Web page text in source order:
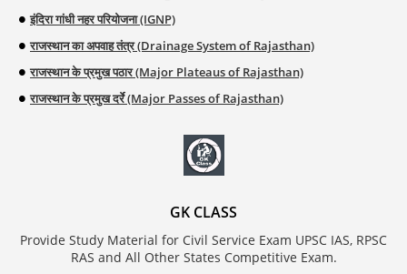
इंदिरा गांधी नहर परियोजना (IGNP)
राजस्थान का अपवाह तंत्र (Drainage System of Rajasthan)
राजस्थान के प्रमुख पठार (Major Plateaus of Rajasthan)
राजस्थान के प्रमुख दर्रे (Major Passes of Rajasthan)
GK CLASS
Provide Study Material for Civil Service Exam UPSC IAS, RPSC
RAS and All Other States Competitive Exam.